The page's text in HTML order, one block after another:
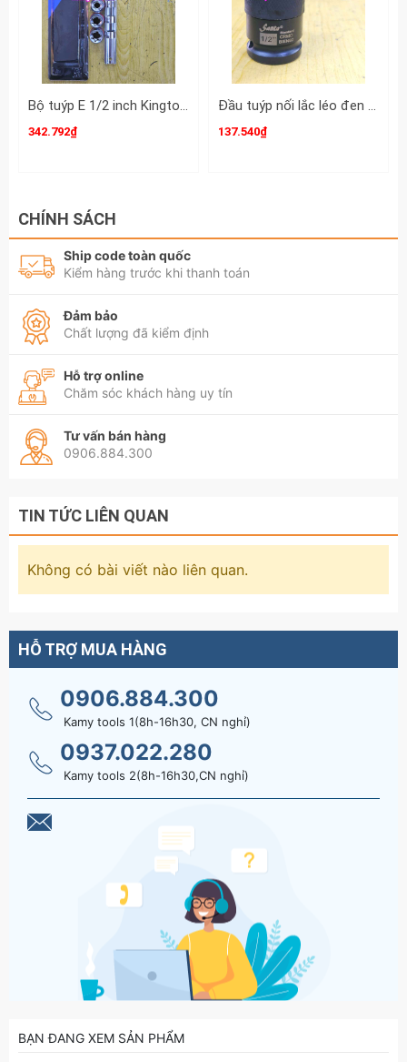
Bộ tuýp E 1/2 inch Kingtony 4106PR 6 chi tiết E10 E12 E14 E16 E18 E20
342.792₫
Đầu tuýp nối lắc léo đen gật gù xoay 360 độ Santa 1/2 inch dài 31x64mm BIEN92
137.540₫
CHÍNH SÁCH
Ship code toàn quốc
Kiểm hàng trước khi thanh toán
Đảm bảo
Chất lượng đã kiểm định
Hỗ trợ online
Chăm sóc khách hàng uy tín
Tư vấn bán hàng
0906.884.300
TIN TỨC LIÊN QUAN
Không có bài viết nào liên quan.
HỖ TRỢ MUA HÀNG
0906.884.300
Kamy tools 1(8h-16h30, CN nghỉ)
0937.022.280
Kamy tools 2(8h-16h30,CN nghỉ)
BẠN ĐANG XEM SẢN PHẨM